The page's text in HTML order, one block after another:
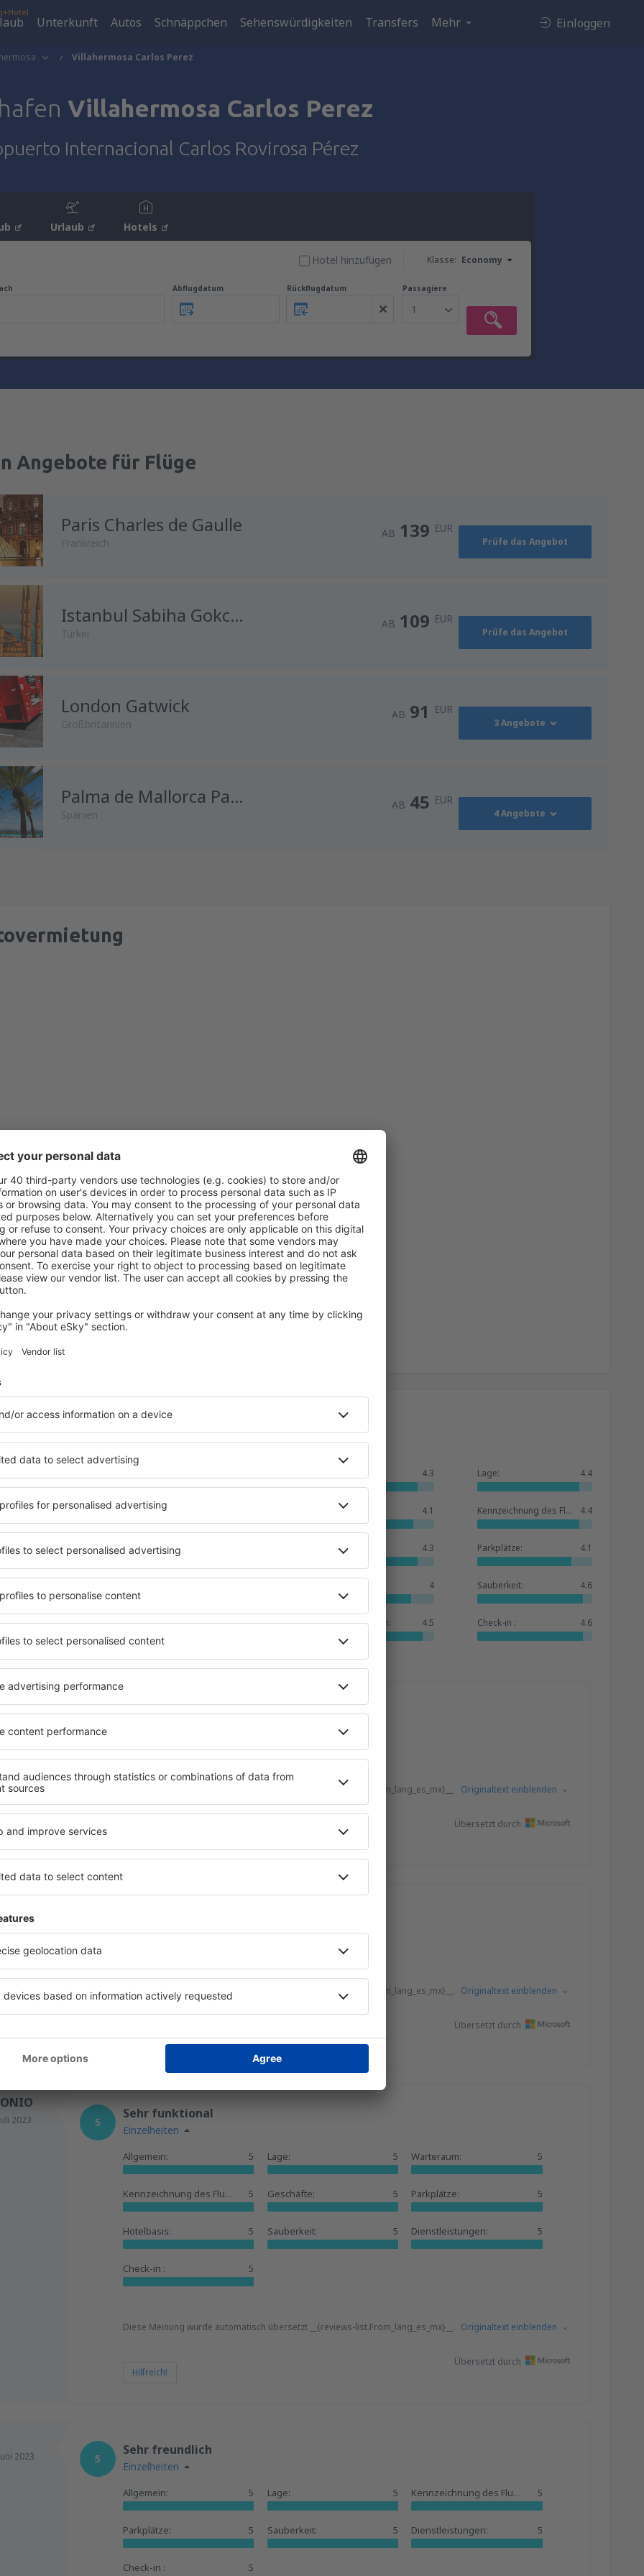
Unterkunft Autos Schnäppchen Sehenswürdigkeiten Transfers Mehr Einloggen
Villahermosa Carlos Perez
Villahermosa Carlos Perez
Internacional Carlos Rovirosa Pérez
Urlaub Hotels
Klasse: Economy
Hotel hinzufügen
Abflugdatum Rückflugdatum Passagiere
1
Angebote für Flüge
Paris Charles de Gaulle
Frankreich
AB 139 EUR
Prüfe das Angebot
Istanbul Sabiha Gokcen
Türkei
AB 109 EUR
Prüfe das Angebot
London Gatwick
Großbritannien
AB 91 EUR
3 Angebote
vonWien, Schwechat
Palma de Mallorca Palma de Mallorca Airport
Spanien
AB 45 EUR
4 Angebote
Villahermosa Carlos
auf der Grundlage von
der verifizierten
4.3 Lage: 4.4
Warteraum: 4.1 Kennzeichnung des Flughafens: 4.4
Geschäfte: 4.3 Parkplätze: 4.1
4 Sauberkeit: 4.6
Dienstleistungen: 4.5 Check-in : 4.6
4.3
2025 Good
Sehr sauber
Diese Meinung wurde automatisch übersetzt __{reviews-list.From_lang_es_mx}__. Originaltext einblenden
Übersetzt durch
2025
Diese Meinung wurde automatisch übersetzt __{reviews-list.From_lang_es_mx}__. Originaltext einblenden
Hilfreich!
Übersetzt durch
2023 5
Sehr funktional
Einzelheiten
Allgemein: 5 Lage: 5 Warteraum: 5
Kennzeichnung des Flughafens: 5 Geschäfte: 5 Parkplätze: 5
Hotelbasis: 5 Sauberkeit: 5 Dienstleistungen: 5
Check-in : 5
Diese Meinung wurde automatisch übersetzt __{reviews-list.From_lang_es_mx}__. Originaltext einblenden
Hilfreich!
Übersetzt durch
2023 5
Sehr freundlich
Einzelheiten
Allgemein: 5 Lage: 5 Kennzeichnung des Flughafens: 5
Parkplätze: 5 Sauberkeit: 5 Dienstleistungen: 5
Check-in : 5